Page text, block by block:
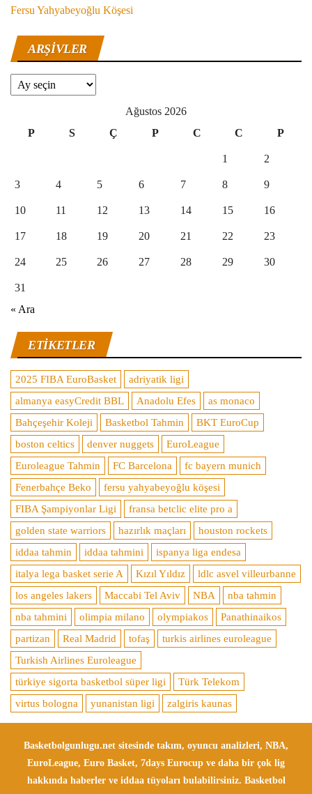
Fersu Yahyabeyoğlu Köşesi
ARŞIVLER
Arşivler
Ağustos 2026
P
S Ç P C C P
1 2
3 4 5 6 7 8 9
10 11 12 13 14 15 16
17 18 19 20 21 22 23
24 25 26 27 28 29 30
31
« Ara
ETIKETLER
2025 FIBA EuroBasket
adriyatik ligi
almanya easyCredit BBL
Anadolu Efes
as monaco
Bahçeşehir Koleji
Basketbol Tahmin
BKT EuroCup
boston celtics
denver nuggets
EuroLeague
Euroleague Tahmin
FC Barcelona
fc bayern munich
Fenerbahçe Beko
fersu yahyabeyoğlu köşesi
FIBA Şampiyonlar Ligi
fransa betclic elite pro a
golden state warriors
hazırlık maçları
houston rockets
iddaa tahmin
iddaa tahmini
ispanya liga endesa
italya lega basket serie A
Kızıl Yıldız
ldlc asvel villeurbanne
los angeles lakers
Maccabi Tel Aviv NBA
nba tahmin
nba tahmini
olimpia milano olympiakos
Panathinaikos
partizan
Real Madrid tofaş
turkis airlines euroleague
Turkish Airlines Euroleague
türkiye sigorta basketbol süper ligi
Türk Telekom
virtus bologna
yunanistan ligi zalgiris kaunas
Basketbolgunlugu.net sitesinde takım, oyuncu analizleri, NBA,
EuroLeague, Euro Basket, 7days Eurocup ve daha bir çok lig
hakkında haberler ve iddaa tüyoları bulabilirsiniz. Basketbol